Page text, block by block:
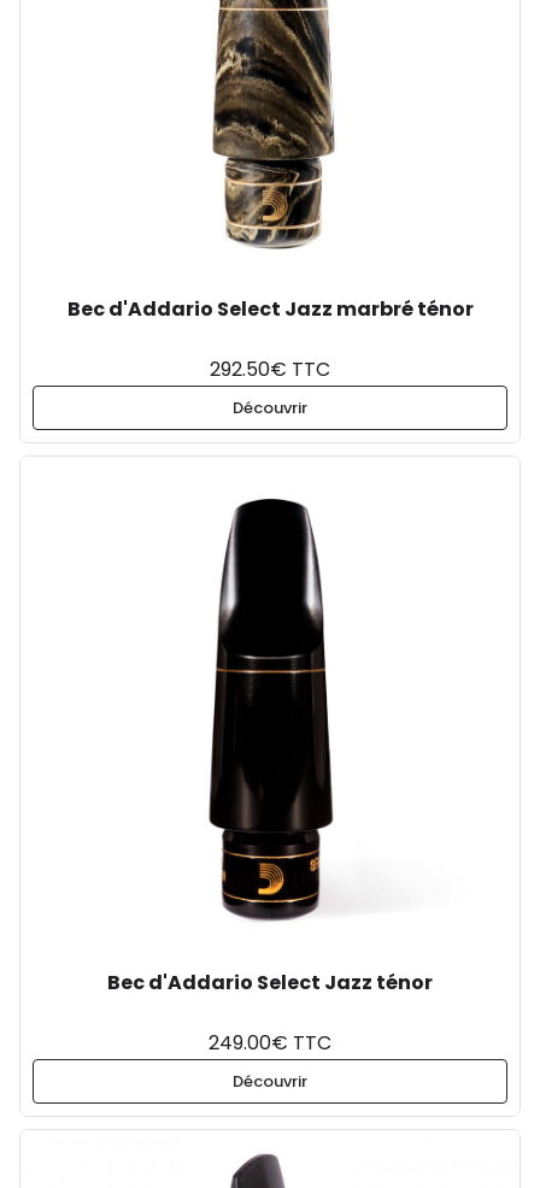
Bec d'Addario Select Jazz marbré ténor
292.50€ TTC
Découvrir
Bec d'Addario Select Jazz ténor
249.00€ TTC
Découvrir